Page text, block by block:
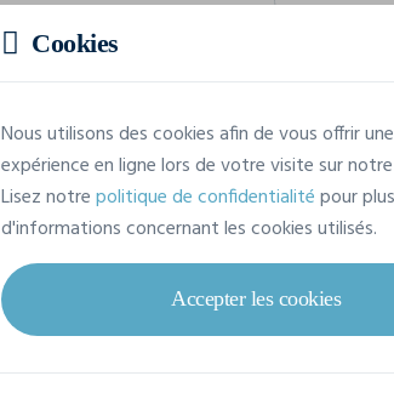
9,73 €
Caractéristiques
Cookies
Nous utilisons des cookies afin de vous offrir
expérience en ligne lors de votre visite sur
Lisez notrepolitique de confidentialitépour plus
d'informations concernant les cookies utilisés.
Accepter les cookies